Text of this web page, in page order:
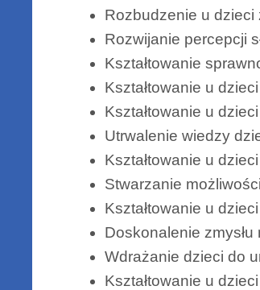
Rozbudzenie u dzieci
Rozwijanie percepcji
Kształtowanie
Kształtowanie u
Kształtowanie u
Utrwalenie wiedzy
Kształtowanie u
Stwarzanie
Kształtowanie u
Doskonalenie zmysłu
Wdrażanie dzieci do
Kształtowanie u